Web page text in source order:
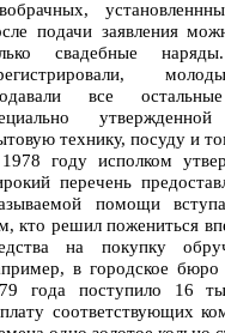
подачи заявления
свадебные
все
технику, посуду и
году исполком
перечень
помощи
кто решил пожениться
на покупку
в городское
года поступило 16
соответствующих